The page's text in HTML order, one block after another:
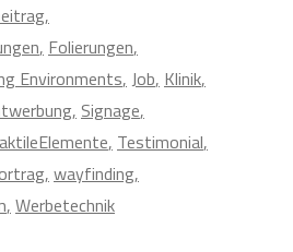
Folierungen
Environments Job Klinik
Signage
Testimonial
wayfinding
Werbetechnik